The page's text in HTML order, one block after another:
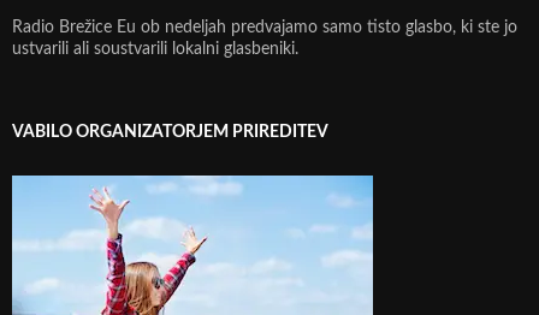
Radio Brežice Eu ob nedeljah predvajamo samo tisto glasbo, ki ste jo
ustvarili ali soustvarili lokalni glasbeniki.
VABILO ORGANIZATORJEM PRIREDITEV